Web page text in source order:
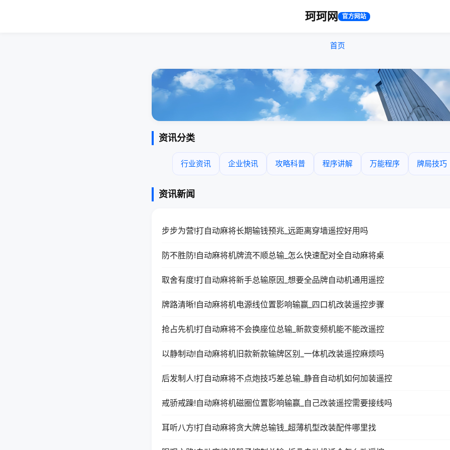
珂珂网 官方网站
首页
资讯分类
行业资讯 企业快讯 攻略科普 程序讲解 万能程序 牌局技巧
资讯新闻
步步为营!打自动麻将长期输钱预兆_远距离穿墙遥控好用吗
防不胜防!自动麻将机牌流不顺总输_怎么快速配对全自动麻将桌
取舍有度!打自动麻将新手总输原因_想要全品牌自动机通用遥控
牌路清晰!自动麻将机电源线位置影响输赢_四口机改装遥控步骤
抢占先机!打自动麻将不会换座位总输_新款变频机能不能改遥控
以静制动!自动麻将机旧款新款输牌区别_一体机改装遥控麻烦吗
后发制人!打自动麻将不点炮技巧差总输_静音自动机如何加装遥控
戒骄戒躁!自动麻将机磁圈位置影响输赢_自己改装遥控需要接线吗
耳听八方!打自动麻将贪大牌总输钱_超薄机型改装配件哪里找